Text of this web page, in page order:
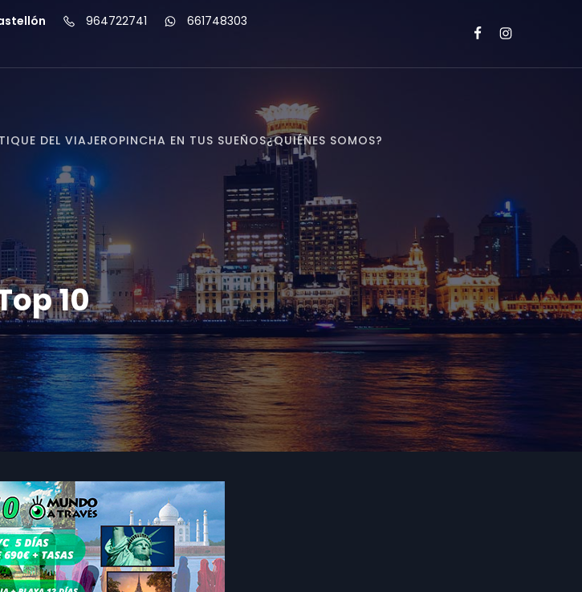
964722741
661748303
DEL VIAJEROPINCHA EN TUS SUEÑOS¿QUIÉNES SOMOS?
10